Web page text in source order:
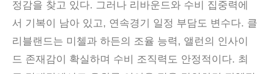
정감을 찾고 있다. 그러나 리바운드와 수비 집중력에
서 기복이 남아 있고, 연속경기 일정 부담도 변수다. 클
리블랜드는 미첼과 하든의 조율 능력, 앨런의 인사이
드 존재감이 확실하며 수비 조직력도 안정적이다. 최